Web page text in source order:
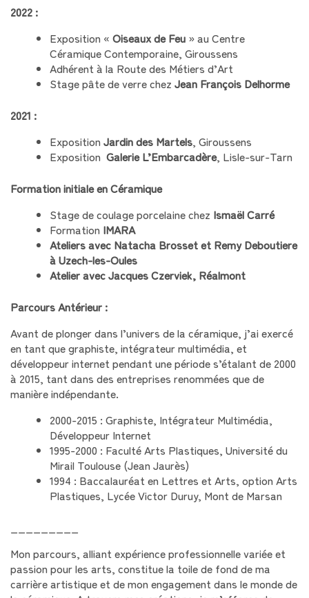
2022 :
Exposition « Oiseaux de Feu» au Centre
Céramique Contemporaine, Giroussens
Adhérent à la Route des Métiers d’Art
Stage pâte de verre chez Jean François Delhorme
2021 :
Exposition Jardin des Martels, Giroussens
Exposition Galerie L’Embarcadère, Lisle-sur-Tarn
Formation initiale en Céramique
Stage de coulage porcelaine chez Ismaël Carré
Formation IMARA
Ateliers avec Natacha Brosset et Remy Deboutiere
à Uzech-les-Oules
Atelier avec Jacques Czerviek, Réalmont
Parcours Antérieur :
Avant de plonger dans l’univers de la céramique, j’ai exercé
en tant que graphiste, intégrateur multimédia, et
développeur internet pendant une période s’étalant de 2000
à 2015, tant dans des entreprises renommées que de
manière indépendante.
2000-2015 : Graphiste, Intégrateur Multimédia,
Développeur Internet
1995-2000 : Faculté Arts Plastiques, Université du
Mirail Toulouse (Jean Jaurès)
1994 : Baccalauréat en Lettres et Arts, option Arts
Plastiques, Lycée Victor Duruy, Mont de Marsan
Mon parcours, alliant expérience professionnelle variée et
passion pour les arts, constitue la toile de fond de ma
carrière artistique et de mon engagement dans le monde de